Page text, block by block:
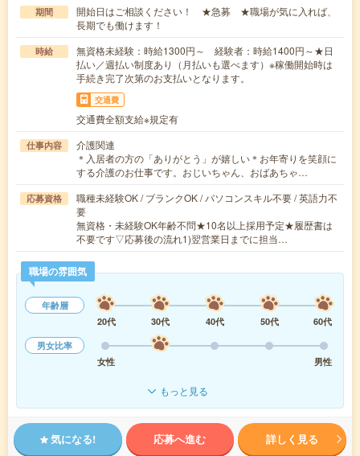
期間
開始日はご相談ください！ ★急募 ★職場が気に入れば、
長期でも働けます！
時給
無資格未経験：時給1300円～ 経験者：時給1400円～★日
払い／週払い制度あり（月払いも選べます）※稼働開始時は
手続き完了次第のお支払いとなります。
交通費
交通費全額支給※規定有
仕事内容
介護関連
＊入居者の方の「ありがとう」が嬉しい＊お年寄りを笑顔に
する介護のお仕事です。おじいちゃん、おばあちゃ…
応募資格
職種未経験OK / ブランクOK / パソコンスキル不要 / 英語力不
要
無資格・未経験OK年齢不問★10名以上採用予定★履歴書は
不要です▽応募後の流れ1)翌営業日までに担当…
職場の雰囲気
年齢層
20代
30代 40代 50代
60代
男女比率
女性
男性
もっと見る
気になる! 応募へ進む 詳しく見る